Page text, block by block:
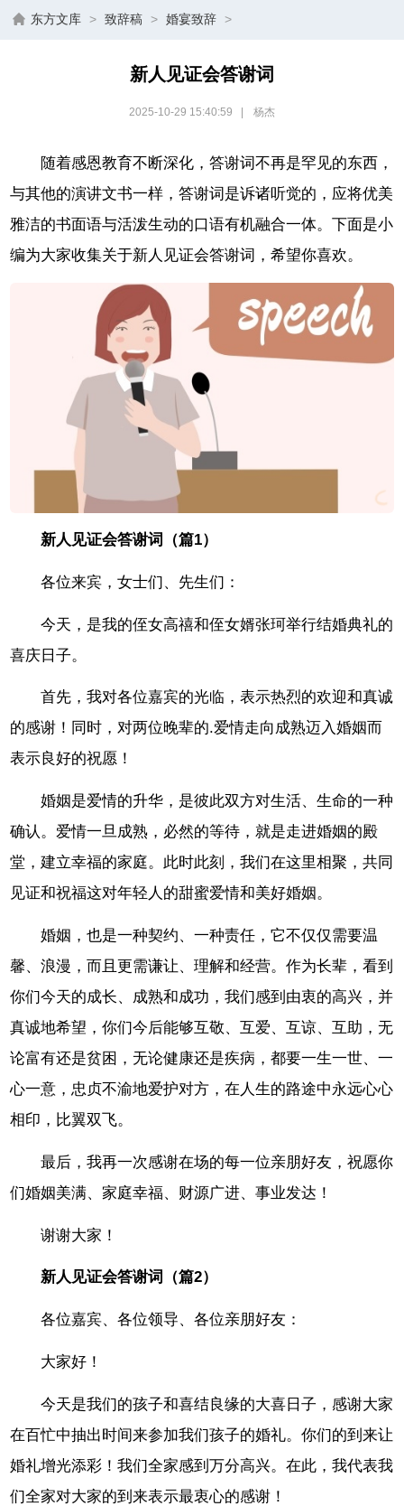
东方文库 > 致辞稿 > 婚宴致辞 >
新人见证会答谢词
2025-10-29 15:40:59 杨杰
随着感恩教育不断深化，答谢词不再是罕见的东西，
与其他的演讲文书一样，答谢词是诉诸听觉的，应将优美
雅洁的书面语与活泼生动的口语有机融合一体。下面是小
编为大家收集关于新人见证会答谢词，希望你喜欢。
新人见证会答谢词（篇1）
各位来宾，女士们、先生们：
今天，是我的侄女高禧和侄女婿张珂举行结婚典礼的
喜庆日子。
首先，我对各位嘉宾的光临，表示热烈的欢迎和真诚
的感谢！同时，对两位晚辈的.爱情走向成熟迈入婚姻而
表示良好的祝愿！
婚姻是爱情的升华，是彼此双方对生活、生命的一种
确认。爱情一旦成熟，必然的等待，就是走进婚姻的殿
堂，建立幸福的家庭。此时此刻，我们在这里相聚，共同
见证和祝福这对年轻人的甜蜜爱情和美好婚姻。
婚姻，也是一种契约、一种责任，它不仅仅需要温
馨、浪漫，而且更需谦让、理解和经营。作为长辈，看到
你们今天的成长、成熟和成功，我们感到由衷的高兴，并
真诚地希望，你们今后能够互敬、互爱、互谅、互助，无
论富有还是贫困，无论健康还是疾病，都要一生一世、一
心一意，忠贞不渝地爱护对方，在人生的路途中永远心心
相印，比翼双飞。
最后，我再一次感谢在场的每一位亲朋好友，祝愿你
们婚姻美满、家庭幸福、财源广进、事业发达！
谢谢大家！
新人见证会答谢词（篇2）
各位嘉宾、各位领导、各位亲朋好友：
大家好！
今天是我们的孩子和喜结良缘的大喜日子，感谢大家
在百忙中抽出时间来参加我们孩子的婚礼。你们的到来让
婚礼增光添彩！我们全家感到万分高兴。在此，我代表我
们全家对大家的到来表示最衷心的感谢！